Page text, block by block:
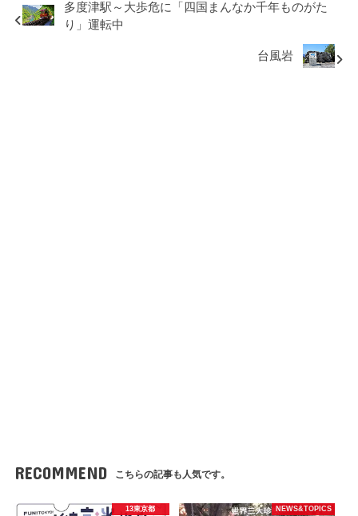
多度津駅～大歩危に「四国まんなか千年ものがた
り」運転中
台風岩
RECOMMEND こちらの記事も人気です。
13東京都 NEWS&TOPICS